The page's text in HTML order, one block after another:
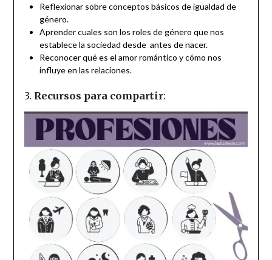
Reflexionar sobre conceptos básicos de igualdad de
género.
Aprender cuales son los roles de género que nos
establece la sociedad desde antes de nacer.
Reconocer qué es el amor romántico y cómo nos
influye en las relaciones.
3. Recursos para compartir: